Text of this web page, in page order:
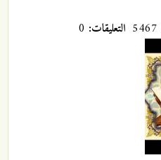
التعليقات: